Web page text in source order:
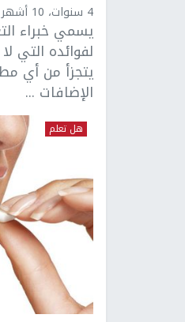
4 سنوات، 10 أشهر ago
يسمي خبراء
لفوائده التي
يتجزأ من أي
الإضافات ...
هل تعلم